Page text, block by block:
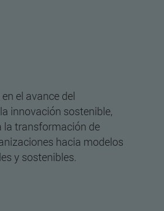
el avance del
innovación sostenible,
la transformación de
hacia modelos
y sostenibles.